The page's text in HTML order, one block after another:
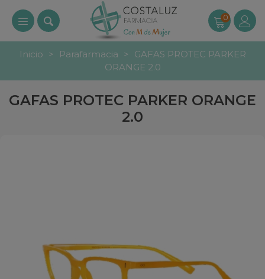
0
Inicio > Parafarmacia >
GAFAS PROTEC PARKER
ORANGE 2.0
GAFAS PROTEC PARKER ORANGE
2.0